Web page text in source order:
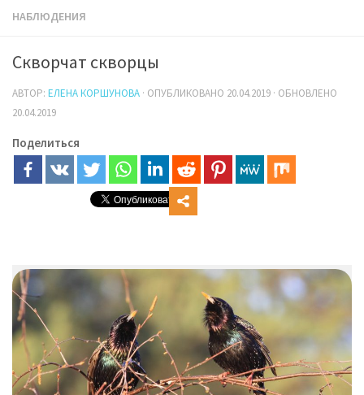
НАБЛЮДЕНИЯ
Скворчат скворцы
АВТОР: ЕЛЕНА КОРШУНОВА · ОПУБЛИКОВАНО 20.04.2019 · ОБНОВЛЕНО
20.04.2019
Поделиться